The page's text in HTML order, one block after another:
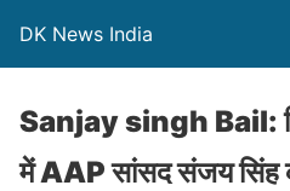
DK News India
Sanjay singh Bail:
में AAP सांसद संजय सिंह